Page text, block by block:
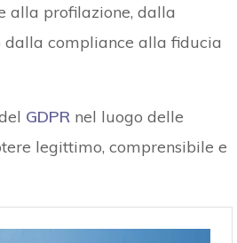
alla profilazione, dalla
compliance alla fiducia
GDPRnel luogo delle
legittimo, comprensibile e